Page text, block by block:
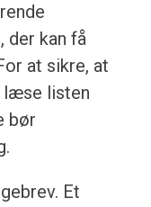
der kan få
at sikre, at
læse listen
bør
Et